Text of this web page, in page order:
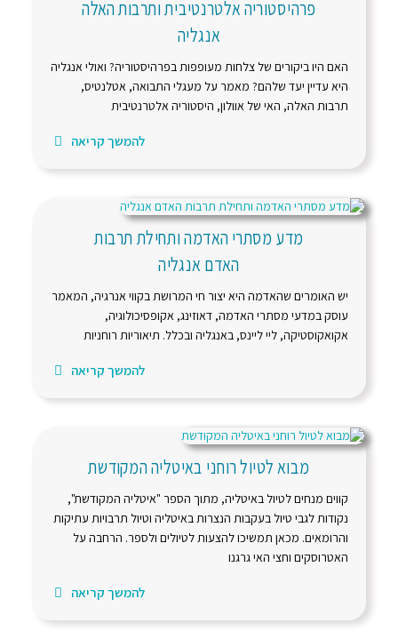
פרהיסטוריה אלטרנטיבית ותרבות האלה
אנגליה
האם היו ביקורים של צלחות מעופפות בפרהיסטוריה? ואולי אנגליה
היא עדיין יעד שלהם? מאמר על מעגלי התבואה, אטלנטיס,
תרבות האלה, האי של אוולון, היסטוריה אלטרנטיבית
להמשך קריאה
מדע מסתרי האדמה ותחילת תרבות
האדם אנגליה
יש האומרים שהאדמה היא יצור חי המרושת בקווי אנרגיה, המאמר
עוסק במדעי מסתרי האדמה, דאוזינג, אקופסיכולוגיה,
אקואקוסטיקה, ליי ליינס, באנגליה ובכלל. תיאוריות רוחניות
להמשך קריאה
מבוא לטיול רוחני באיטליה המקודשת
קווים מנחים לטיול באיטליה, מתוך הספר "איטליה המקודשת",
נקודות לגבי טיול בעקבות הנצרות באיטליה וטיול תרבויות עתיקות
והרומאים. מכאן תמשיכו להצעות לטיולים ולספר. הרחבה על
האטרוסקים וחצי האי גרגנו
להמשך קריאה